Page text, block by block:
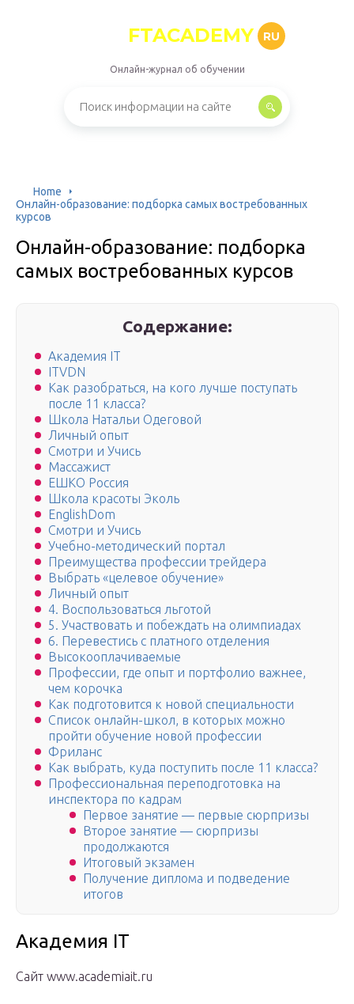
FTACADEMY RU
Онлайн-журнал об обучении
Home
Онлайн-образование: подборка самых востребованных
курсов
Онлайн-образование: подборка
самых востребованных курсов
Содержание:
Академия IT
ITVDN
Как разобраться, на кого лучше поступать
после 11 класса?
Школа Натальи Одеговой
Личный опыт
Смотри и Учись
Массажист
ЕШКО Россия
Школа красоты Эколь
EnglishDom
Смотри и Учись
Учебно-методический портал
Преимущества профессии трейдера
Выбрать «целевое обучение»
Личный опыт
4. Воспользоваться льготой
5. Участвовать и побеждать на олимпиадах
6. Перевестись с платного отделения
Высокооплачиваемые
Профессии, где опыт и портфолио важнее,
чем корочка
Как подготовится к новой специальности
Список онлайн-школ, в которых можно
пройти обучение новой профессии
Фриланс
Как выбрать, куда поступить после 11 класса?
Профессиональная переподготовка на
инспектора по кадрам
Первое занятие — первые сюрпризы
Второе занятие — сюрпризы
продолжаются
Итоговый экзамен
Получение диплома и подведение
итогов
Академия IT
Сайт www.academiait.ru